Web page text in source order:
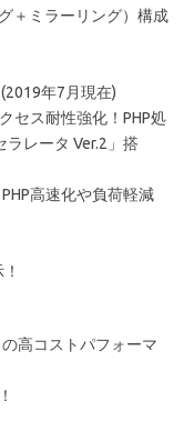
＋ミラーリング）構成
年7月現在)
セス耐性強化！PHP処
レータ Ver.2」搭
高速化や負荷軽減
高コストパフォーマ